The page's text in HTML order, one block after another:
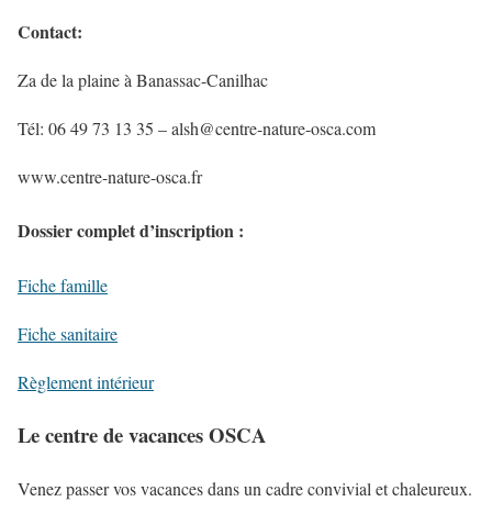
Contact:
Za de la plaine à Banassac-Canilhac
Tél: 06 49 73 13 35 – alsh@centre-nature-osca.com
www.centre-nature-osca.fr
Dossier complet d’inscription :
Fiche famille
Fiche sanitaire
Règlement intérieur
Le centre de vacances OSCA
Venez passer vos vacances dans un cadre convivial et chaleureux.